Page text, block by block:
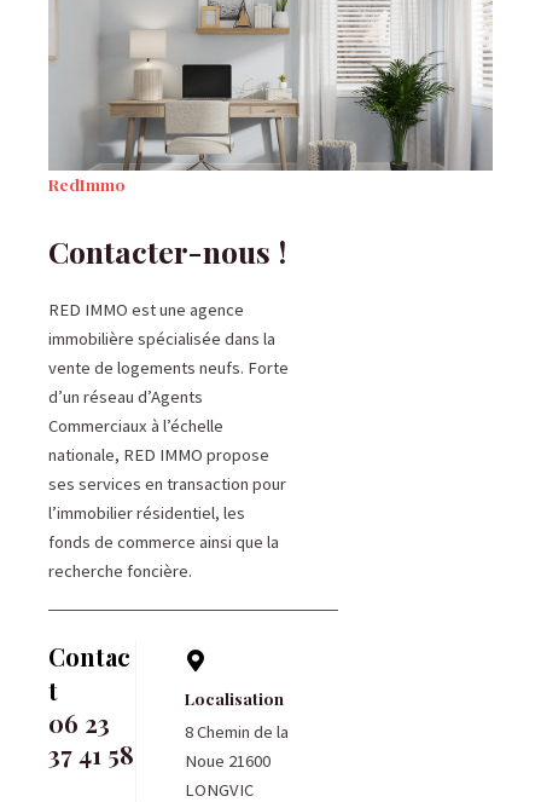
RedImmo
Contacter-nous !
RED IMMO est une agence
immobilière spécialisée dans la
vente de logements neufs. Forte
d’un réseau d’Agents
Commerciaux à l’échelle
nationale, RED IMMO propose
ses services en transaction pour
l’immobilier résidentiel, les
fonds de commerce ainsi que la
recherche foncière.
Contac
t
06 23
37 41 58
Localisation
8 Chemin de la
Noue 21600
LONGVIC